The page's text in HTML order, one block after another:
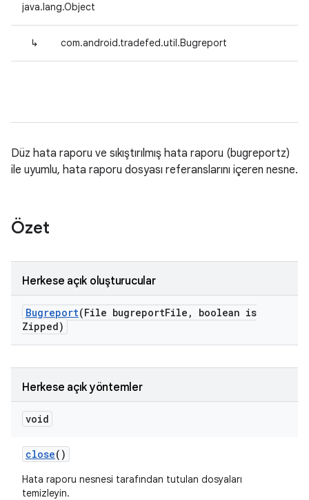
java.lang.Object
↳ com.android.tradefed.util.Bugreport
Düz hata raporu ve sıkıştırılmış hata raporu (bugreportz)
ile uyumlu, hata raporu dosyası referanslarını içeren nesne.
Özet
Herkese açık oluşturucular
Bugreport(File bugreportFile ,
boolean is
Zipped)
Herkese açık yöntemler
void
close()
Hata raporu nesnesi tarafından tutulan dosyaları
temizleyin.